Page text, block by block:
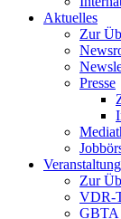
Aktuelles
Zur
Presse
Zur
VDR-
GBTA